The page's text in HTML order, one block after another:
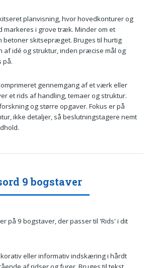
planvisning, hvor hovedkonturer og
markeres i grove træk. Minder om et
betoner skitsepræget. Bruges til hurtig
af idé og struktur, inden præcise mål og
på.
gennemgang af et værk eller
et rids af handling, temaer og struktur.
og større opgaver. Fokus er på
ikke detaljer, så beslutningstagere nemt
9 bogstaver
på 9 bogstaver, der passer til 'Rids' i dit
eller informativ indskæring i hårdt